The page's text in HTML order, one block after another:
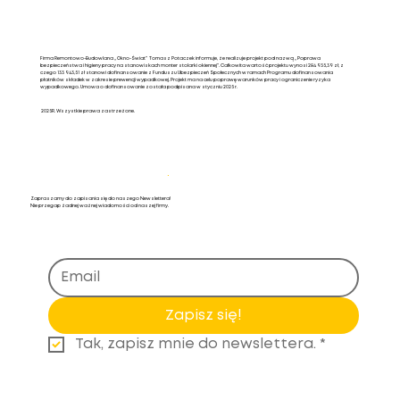
Firma Remontowo-Budowlana „Okno-Świat” Tomasz Potaczek informuje, że realizuje projekt pod nazwą „Poprawa
bezpieczeństwa i higieny pracy na stanowiskach monter stolarki okiennej”. Całkowita wartość projektu wynosi 284 935,39 zł, z
czego 133 943,51 zł stanowi dofinansowanie z Funduszu Ubezpieczeń Społecznych w ramach Programu dofinansowania
płatników składek w zakresie prewencji wypadkowej. Projekt ma na celu poprawę warunków pracy i ograniczenie ryzyka
wypadkowego. Umowa o dofinansowanie została podpisana w styczniu 2025 r.
2025R. Wszystkie prawa zastrzeżone.
.
Zapraszamy do zapisania się do naszego Newslettera!
Nie przegap żadnej ważnej wiadomości od naszej firmy.
Zapisz się!
Tak, zapisz mnie do newslettera. *